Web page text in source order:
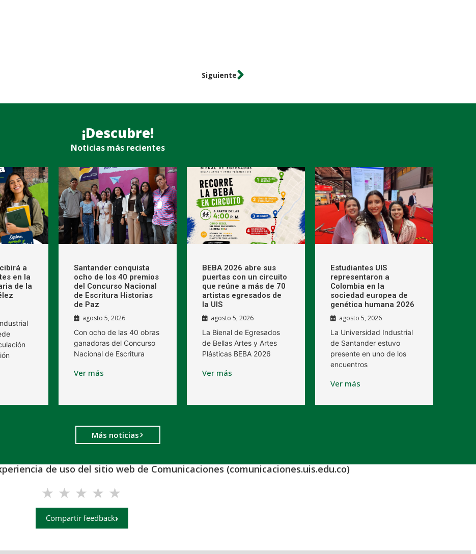
Siguiente
¡Descubre!
Noticias más recientes
a
en la
de la
Santander conquista
ocho de los 40 premios
del Concurso Nacional
de Escritura Historias
de Paz
agosto 5, 2026
Con ocho de las 40 obras
ganadoras del Concurso
Nacional de Escritura
Ver más
BEBA 2026 abre sus
puertas con un circuito
que reúne a más de 70
artistas egresados de
la UIS
agosto 5, 2026
La Bienal de Egresados
de Bellas Artes y Artes
Plásticas BEBA 2026
Ver más
Estudiantes UIS
representaron a
Colombia en la
sociedad europea de
genética humana 2026
agosto 5, 2026
La Universidad Industrial
de Santander estuvo
presente en uno de los
encuentros
Ver más
Más noticias
de uso del sitio web de Comunicaciones (comunicaciones.uis.edu.co)